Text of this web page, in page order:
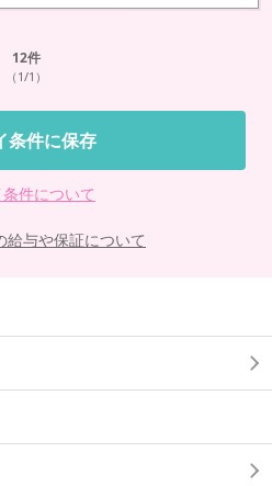
12件
（1/1）
条件に保存
件について
給与や保証について